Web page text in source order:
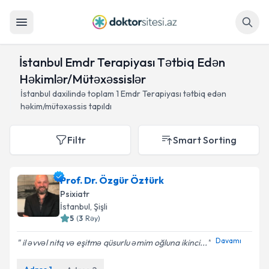
İstanbul Emdr Terapiyası Tətbiq Edən
Həkimlər/Mütəxəssislər
İstanbul daxilində toplam 1 Emdr Terapiyası tətbiq edən
həkim/mütəxəssis tapıldı
Filtr Smart Sorting
Prof. Dr. Özgür Öztürk
Psixiatr
İstanbul, Şişli
5 (3 Rəy)
il əvvəl nitq və eşitmə qüsurlu əmim oğluna ikinci... Davamı